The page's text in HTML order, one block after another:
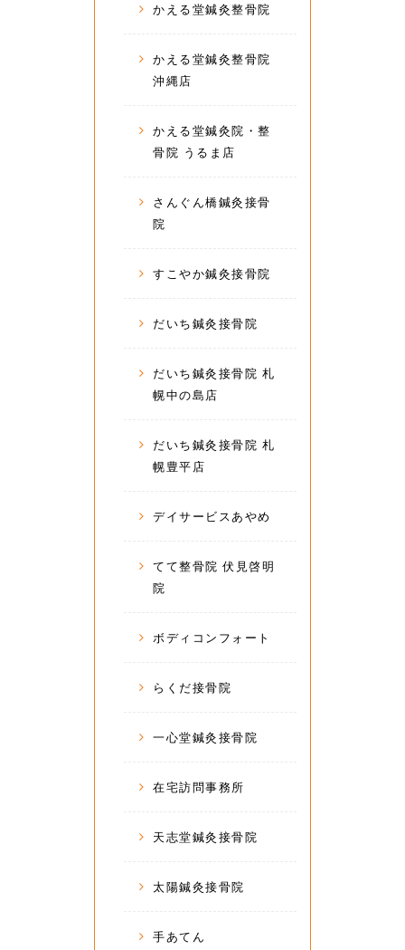
かえる堂鍼灸整骨院
かえる堂鍼灸整骨院
沖縄店
かえる堂鍼灸院・整
骨院 うるま店
さんぐん橋鍼灸接骨
院
すこやか鍼灸接骨院
だいち鍼灸接骨院
だいち鍼灸接骨院 札
幌中の島店
だいち鍼灸接骨院 札
幌豊平店
デイサービスあやめ
てて整骨院 伏見啓明
院
ボディコンフォート
らくだ接骨院
一心堂鍼灸接骨院
在宅訪問事務所
天志堂鍼灸接骨院
太陽鍼灸接骨院
手あてん